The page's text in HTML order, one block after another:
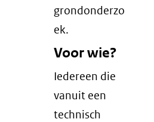
grondonderzo
ek.
Voor wie?
Iedereen die
vanuit een
technisch